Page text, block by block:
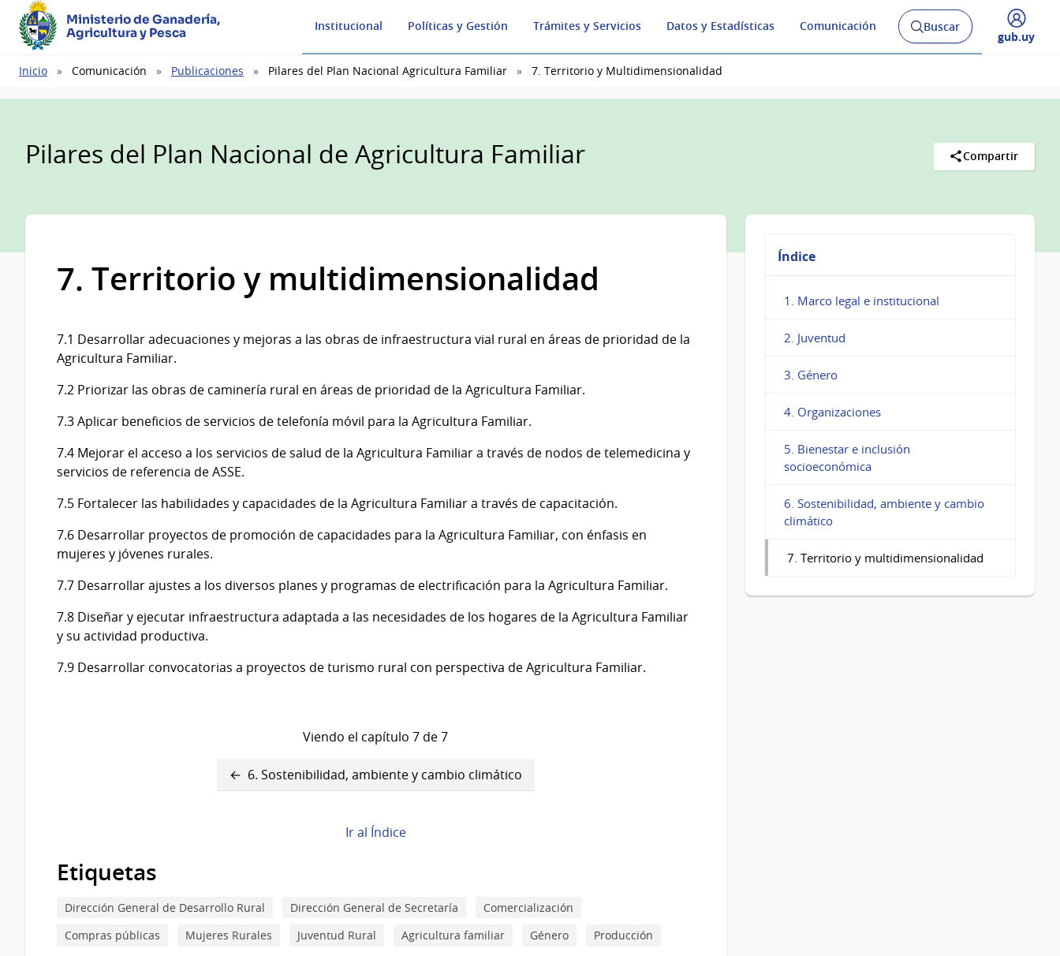
Ministerio de Ganadería,
Agricultura y Pesca
Institucional Políticas y Gestión Trámites y Servicios Datos y Estadísticas Comunicación
Abrir
buscador
Buscar
Desplegar
gub.uy
Ruta
Inicio Comunicación Publicaciones Pilares del Plan Nacional Agricultura Familiar 7. Territorio y Multidimensionalidad
Pilares del Plan Nacional de Agricultura Familiar Compartir
7. Territorio y multidimensionalidad
7.1 Desarrollar adecuaciones y mejoras a las obras de infraestructura vial rural en áreas de prioridad de la
Agricultura Familiar.
7.2 Priorizar las obras de caminería rural en áreas de prioridad de la Agricultura Familiar.
7.3 Aplicar beneficios de servicios de telefonía móvil para la Agricultura Familiar.
7.4 Mejorar el acceso a los servicios de salud de la Agricultura Familiar a través de nodos de telemedicina y
servicios de referencia de ASSE.
7.5 Fortalecer las habilidades y capacidades de la Agricultura Familiar a través de capacitación.
7.6 Desarrollar proyectos de promoción de capacidades para la Agricultura Familiar, con énfasis en
mujeres y jóvenes rurales.
7.7 Desarrollar ajustes a los diversos planes y programas de electrificación para la Agricultura Familiar.
7.8 Diseñar y ejecutar infraestructura adaptada a las necesidades de los hogares de la Agricultura Familiar
y su actividad productiva.
7.9 Desarrollar convocatorias a proyectos de turismo rural con perspectiva de Agricultura Familiar.
Viendo el capítulo 7 de 7
transversales
Book
para
7.
Territorio
6. Sostenibilidad, ambiente y cambio climático
Ir al Índice
Etiquetas
Dirección General de Desarrollo Rural Dirección General de Secretaría
Comercialización
Compras públicas
Mujeres Rurales Juventud Rural Agricultura familiar Género Producción
Índice
1. Marco legal e institucional
2. Juventud
3. Género
4. Organizaciones
5. Bienestar e inclusión
socioeconómica
6. Sostenibilidad, ambiente y cambio
climático
7. Territorio y multidimensionalidad